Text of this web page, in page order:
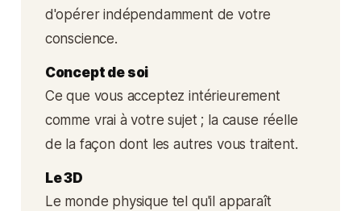
d'opérer indépendamment de votre
conscience.
Concept de soi
Ce que vous acceptez intérieurement
comme vrai à votre sujet ; la cause réelle
de la façon dont les autres vous traitent.
Le 3D
Le monde physique tel qu'il apparaît